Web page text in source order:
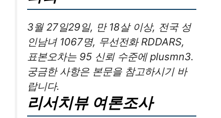
3월 27일29일, 만 18살 이상, 전국 성
인남녀 1067명, 무선전화 RDDARS,
표본오차는 95 신뢰 수준에 plusmn3.
궁금한 사항은 본문을 참고하시기 바
랍니다.
리서치뷰 여론조사